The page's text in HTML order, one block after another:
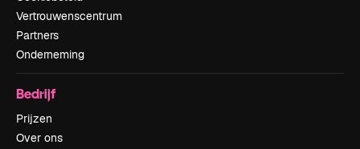
Vertrouwenscentrum
Partners
Onderneming
Bedrijf
Prijzen
Over ons